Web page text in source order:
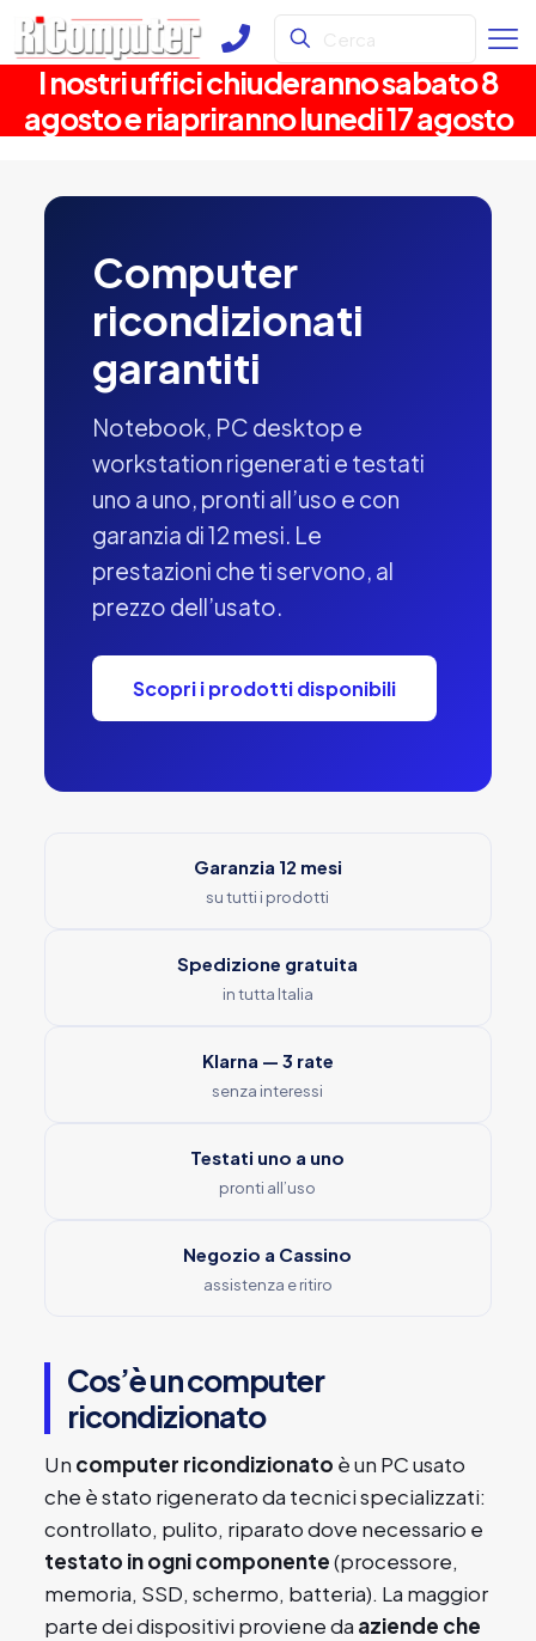
I nostri uffici chiuderanno sabato 8
agosto e riapriranno lunedi 17 agosto
Computer
ricondizionati
garantiti
Notebook, PC desktop e
workstation rigenerati e testati
uno a uno, pronti all’uso e con
garanzia di 12 mesi. Le
prestazioni che ti servono, al
prezzo dell’usato.
Scopri i prodotti disponibili
Garanzia 12 mesi
su tutti i prodotti
Spedizione gratuita
in tutta Italia
Klarna — 3 rate
senza interessi
Testati uno a uno
pronti all’uso
Negozio a Cassino
assistenza e ritiro
Cos’è un computer
ricondizionato
Un computer ricondizionato è un PC usato
che è stato rigenerato da tecnici specializzati:
controllato, pulito, riparato dove necessario e
testato in ogni componente(processore,
memoria, SSD, schermo, batteria). La maggior
parte dei dispositivi proviene da aziende che